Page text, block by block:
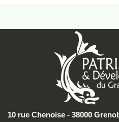
10 rue Chenoise - 38000